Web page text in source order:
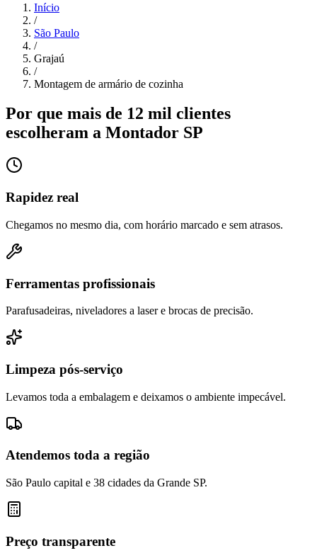
Início
/
São Paulo
/
Grajaú
/
Montagem de armário de cozinha
Por que mais de 12 mil clientes
escolheram a Montador SP
Rapidez real
Chegamos no mesmo dia, com horário marcado e sem atrasos.
Ferramentas profissionais
Parafusadeiras, niveladores a laser e brocas de precisão.
Limpeza pós-serviço
Levamos toda a embalagem e deixamos o ambiente impecável.
Atendemos toda a região
São Paulo capital e 38 cidades da Grande SP.
Preço transparente